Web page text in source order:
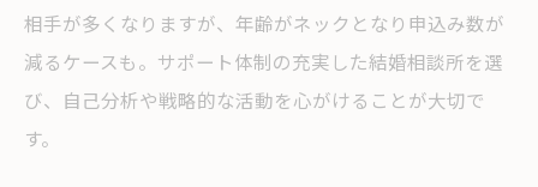
相手が多くなりますが、年齢がネックとなり申込み数が
減るケースも。サポート体制の充実した結婚相談所を選
び、自己分析や戦略的な活動を心がけることが大切で
す。